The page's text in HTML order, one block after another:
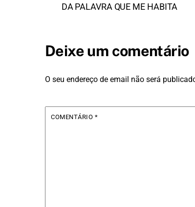
DA PALAVRA QUE ME HABITA
Deixe um comentário
O seu endereço de email não será
COMENTÁRIO *